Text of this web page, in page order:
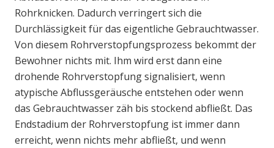
Rohrknicken. Dadurch verringert sich die
Durchlässigkeit für das eigentliche Gebrauchtwasser.
Von diesem Rohrverstopfungsprozess bekommt der
Bewohner nichts mit. Ihm wird erst dann eine
drohende Rohrverstopfung signalisiert, wenn
atypische Abflussgeräusche entstehen oder wenn
das Gebrauchtwasser zäh bis stockend abfließt. Das
Endstadium der Rohrverstopfung ist immer dann
erreicht, wenn nichts mehr abfließt, und wenn